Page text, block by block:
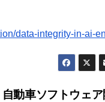
data-integrity-in-ai-
自動車ソフトウェア